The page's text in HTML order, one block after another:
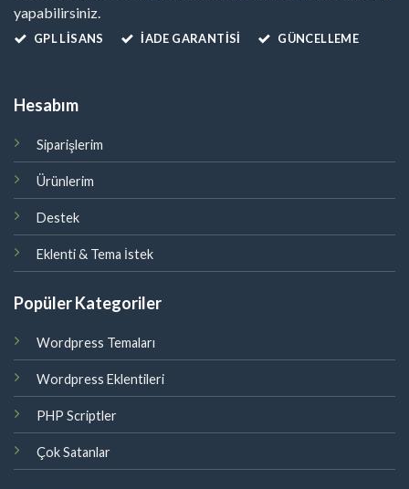
yapabilirsiniz.
GPL LISANS İADE GARANTİSİ GÜNCELLEME
Hesabım
Siparişlerim
Ürünlerim
Destek
Eklenti & Tema İstek
Popüler Kategoriler
Wordpress Temaları
Wordpress Eklentileri
PHP Scriptler
Çok Satanlar